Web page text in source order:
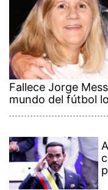
Fallece Jorge
mundo del fútbol